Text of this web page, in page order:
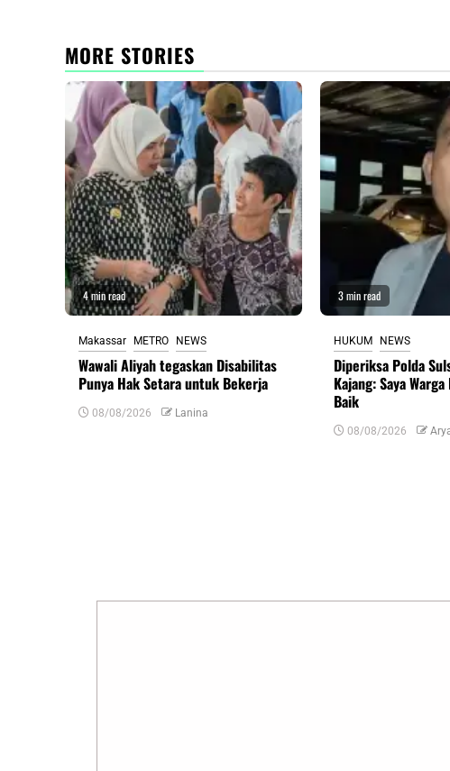
MORE STORIES
4 min read
Makassar METRO NEWS
Wawali Aliyah tegaskan Disabilitas
Punya Hak Setara untuk Bekerja
08/08/2026 Lanina
3 min read
HUKUM NEWS
Diperiksa Polda
Kajang: Saya
Baik
08/08/2026